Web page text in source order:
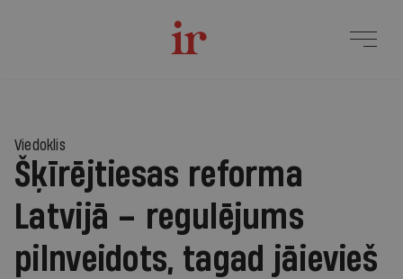
Viedoklis
Šķīrējtiesas reforma
Latvijā – regulējums
pilnveidots, tagad jāievieš